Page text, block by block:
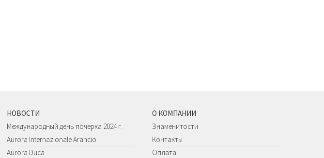
НОВОСТИ
Международный день почерка 2024 г.
Aurora Internazionale Arancio
Aurora Duca
О КОМПАНИИ
Знаменитости
Контакты
Оплата